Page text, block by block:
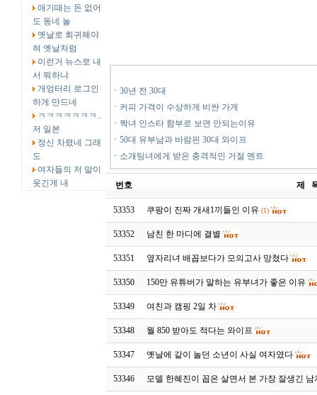
애기때는 돈 없어
도 동네 놀
옛날로 회귀해야
혀 옛날처럼
이런거 뉴스로 내
서 뭐하냐
개엉터리 로그인
하게 만드네
ㅋㅋㅋㅋㅋㅋㅋ..
저 일본
정신 차렸네 그래
도
여자들의 저 말이
웃긴게 내
ㆍ 30년 전 30대
ㆍ 커피 가격이 수상하게 비싼 가게
ㆍ 짝녀 인스타 함부로 보면 안되는이유
ㆍ 50대 유부남과 바람핀 30대 와이프
ㆍ 소개팅녀에게 받은 충격적인 거절 멘트
번호 제
53353 쿠팡이 진짜 개새1끼들인 이유 (1)
53352 남친 한 마디에 결별
53351 옆자리녀 배꼽보다가 모의고사 망쳤다
53350 150만 유튜버가 말하는 유부녀가 좋은 이유
53349 여친과 캠핑 2일 차
53348 월 850 받아도 적다는 와이프
53347 옛날에 같이 놀던 소년이 사실 여자였다
53346 모델 한혜진이 꼽은 살면서 본 가장 잘생긴 남